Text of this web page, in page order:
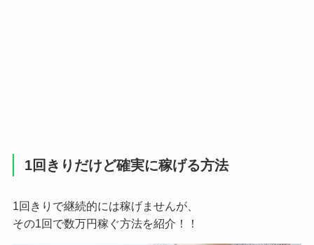
1回きりだけど確実に稼げる方法
1回きりで継続的には稼げませんが、
その1回で数万円稼ぐ方法を紹介！！